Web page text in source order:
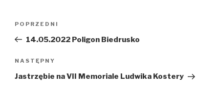
Poprzedni
wpis
POPRZEDNI
14.05.2022 Poligon Biedrusko
Następny
wpis
NASTĘPNY
Jastrzębie na VII Memoriale Ludwika Kostery